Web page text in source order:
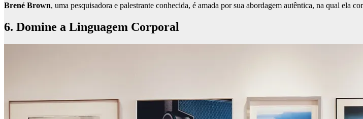
Brené Brown, uma pesquisadora e palestrante conhecida, é amada por sua abordagem autêntica, na qual ela
6. Domine a Linguagem Corporal